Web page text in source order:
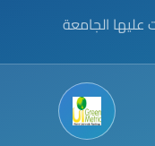
عليها الجامعة